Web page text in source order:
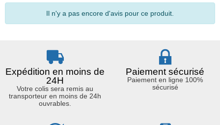
Il n'y a pas encore d'avis pour ce produit.
Expédition en moins de
24H
Votre colis sera remis au
transporteur en moins de 24h
ouvrables.
Paiement sécurisé
Paiement en ligne 100%
sécurisé